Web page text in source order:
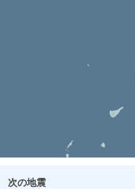
次の地震